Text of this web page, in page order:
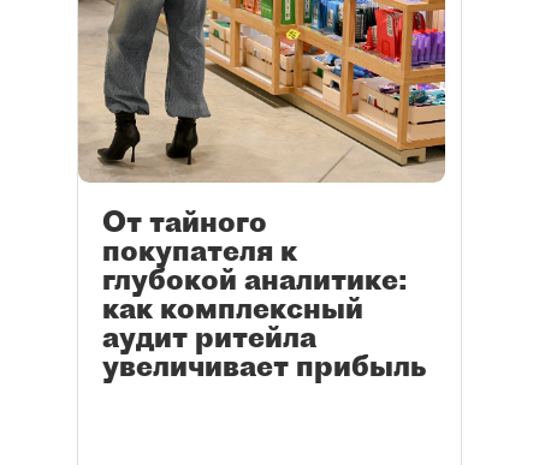
От тайного
покупателя к
глубокой аналитике:
как комплексный
аудит ритейла
увеличивает прибыль